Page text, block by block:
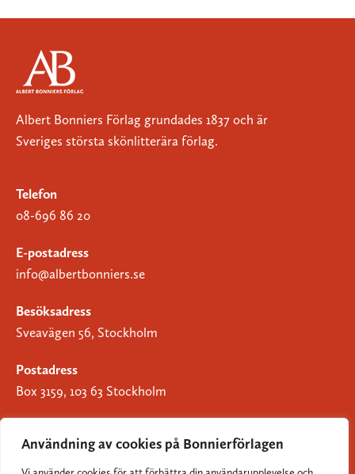
Användning av cookies på Bonnierförlagen
Albert Bonniers Förlag grundades 1837 och är
Sveriges största skönlitterära förlag.
Telefon
08-696 86 20
E-postadress
info@albertbonniers.se
Besöksadress
Sveavägen 56, Stockholm
Postadress
Box 3159, 103 63 Stockholm